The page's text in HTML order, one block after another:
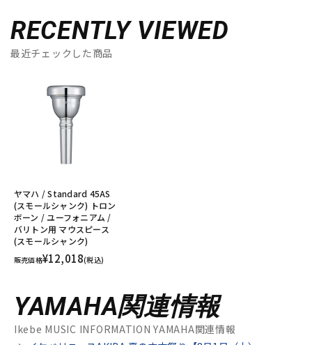
RECENTLY VIEWED
最近チェックした商品
ヤマハ / Standard 45AS
(スモールシャンク) トロン
ボーン / ユーフォニアム /
バリトン用 マウスピース
(スモールシャンク)
販売価格¥12,018(税込)
YAMAHA関連情報
Ikebe MUSIC INFORMATION YAMAHA関連情報